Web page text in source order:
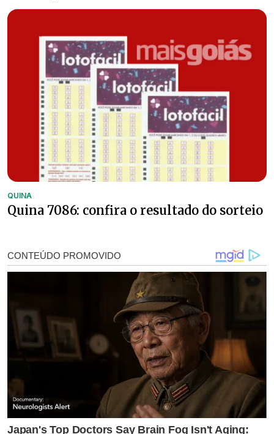
QUINA
Quina 7086: confira o resultado do sorteio